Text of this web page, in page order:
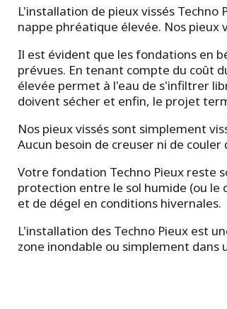
L'installation de pieux vissés
nappe phréatique élevée. Nos pieux
Il est évident que les fondations en
prévues. En tenant compte du coût
élevée permet à l'eau de s'infiltrer
doivent sécher et enfin, le projet
Nos pieux vissés sont simplement
Aucun besoin de creuser ni de
Votre fondation Techno Pieux reste
protection entre le sol humide (ou le
et de dégel en conditions hivernales.
L'installation des Techno Pieux est
zone inondable ou simplement dans